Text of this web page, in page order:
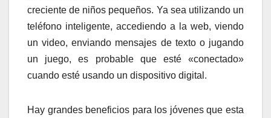
creciente de niños pequeños. Ya sea utilizando un
teléfono inteligente, accediendo a la web, viendo
un video, enviando mensajes de texto o jugando
un juego, es probable que esté «conectado»
cuando esté usando un dispositivo digital.
Hay grandes beneficios para los jóvenes que esta